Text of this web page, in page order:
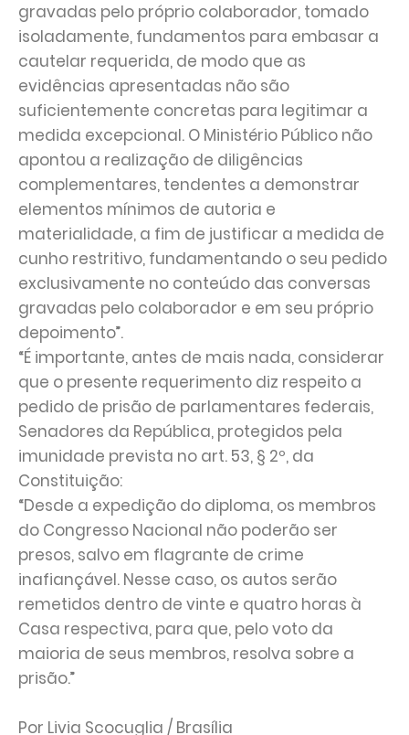
gravadas pelo próprio colaborador, tomado
isoladamente, fundamentos para embasar a
cautelar requerida, de modo que as
evidências apresentadas não são
suficientemente concretas para legitimar a
medida excepcional. O Ministério Público não
apontou a realização de diligências
complementares, tendentes a demonstrar
elementos mínimos de autoria e
materialidade, a fim de justificar a medida de
cunho restritivo, fundamentando o seu pedido
exclusivamente no conteúdo das conversas
gravadas pelo colaborador e em seu próprio
depoimento”.
“É importante, antes de mais nada, considerar
que o presente requerimento diz respeito a
pedido de prisão de parlamentares federais,
Senadores da República, protegidos pela
imunidade prevista no art. 53, § 2º, da
Constituição:
“Desde a expedição do diploma, os membros
do Congresso Nacional não poderão ser
presos, salvo em flagrante de crime
inafiançável. Nesse caso, os autos serão
remetidos dentro de vinte e quatro horas à
Casa respectiva, para que, pelo voto da
maioria de seus membros, resolva sobre a
prisão.”
Por Livia Scocuglia / Brasília